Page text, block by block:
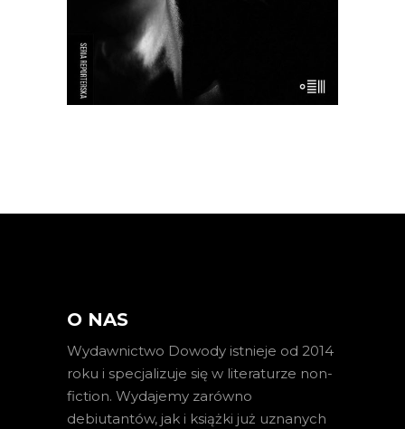
Banyoles jego […]
O NAS
Wydawnictwo Dowody istnieje od 2014
roku i specjalizuje się w literaturze non-
fiction. Wydajemy zarówno
debiutantów, jak i książki już uznanych